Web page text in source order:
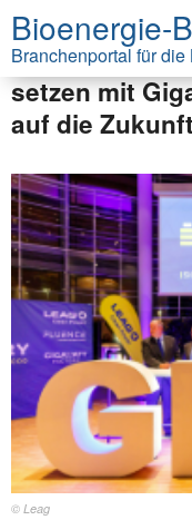
Bioenergie-
Branchenportal für
Braucht
setzen mit
auf die Zukunft
© Leag